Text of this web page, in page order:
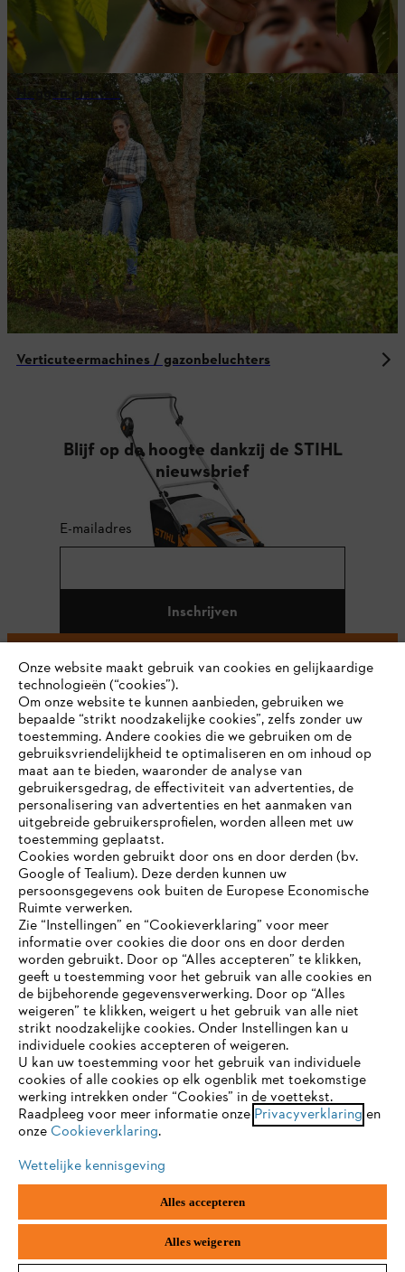
Heggen planten
Verticuteermachines / gazonbeluchters
Blijf op de hoogte dankzij de STIHL
nieuwsbrief
E-mailadres
Inschrijven
#STIHL
Bedrijf
STIHL FAQ
Contact
Gegevensbescherming Impressum
ANDREAS STIHL NV, Veurtstraat 117, 2870Puurs-Sint-Amands,
België/Belgique
VAT Number: BE 0427.714.768
JE BROWSER WORDT NIET
ONDERSTEUND
Je gebruikt een browser die we nog niet ondersteunen. Om
onze website optimaal te kunnen gebruiken, raden we aan dat
je overschakelt op één van de volgende browsers:
firefox
safari edge
Onze website maakt gebruik van cookies en gelijkaardige
technologieën (“cookies”).
Om onze website te kunnen aanbieden, gebruiken we
bepaalde “strikt noodzakelijke cookies”, zelfs zonder uw
toestemming. Andere cookies die we gebruiken om de
gebruiksvriendelijkheid te optimaliseren en om inhoud op
maat aan te bieden, waaronder de analyse van
gebruikersgedrag, de effectiviteit van advertenties, de
personalisering van advertenties en het aanmaken van
uitgebreide gebruikersprofielen, worden alleen met uw
toestemming geplaatst.
Cookies worden gebruikt door ons en door derden (bv.
Google of Tealium). Deze derden kunnen uw
persoonsgegevens ook buiten de Europese Economische
Ruimte verwerken.
Zie “Instellingen” en “Cookieverklaring” voor meer
informatie over cookies die door ons en door derden
worden gebruikt. Door op “Alles accepteren” te klikken,
geeft u toestemming voor het gebruik van alle cookies en
de bijbehorende gegevensverwerking. Door op “Alles
weigeren” te klikken, weigert u het gebruik van alle niet
strikt noodzakelijke cookies. Onder Instellingen kan u
individuele cookies accepteren of weigeren.
U kan uw toestemming voor het gebruik van individuele
cookies of alle cookies op elk ogenblik met toekomstige
werking intrekken onder “Cookies” in de voettekst.
Raadpleeg voor meer informatie onze Privacyverklaring en
onze Cookieverklaring.
Wettelijke kennisgeving
Alles accepteren
Alles weigeren